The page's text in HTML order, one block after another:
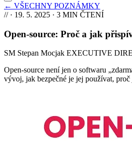
← VŠECHNY POZNÁMKY
// · 19. 5. 2025 · 3 MIN ČTENÍ
Open-source: Proč a jak
SM Stepan Mocjak EXECUTIVE
Open-source není jen o softwaru
vývoj, jak bezpečné je jej používat,